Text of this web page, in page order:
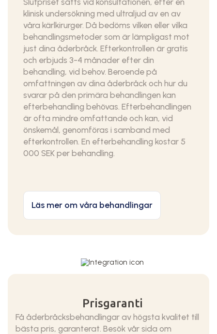
klinisk undersökning med ultraljud av en av
våra kärlkirurger. Då bedöms vilken eller vilka
behandlingsmetoder som är lämpligast mot
just dina åderbråck. Efterkontrollen är gratis
och erbjuds 3-4 månader efter din
behandling, vid behov. Beroende på
omfattningen av dina åderbråck och hur du
svarar på den primära behandlingen kan
efterbehandling behövas. Efterbehandlingen
är ofta mindre omfattande och kan, vid
önskemål, genomföras i samband med
efterkontrollen. En efterbehandling kostar 5
000 SEK per behandling.
Läs mer om våra behandlingar
Prisgaranti
Få åderbråcksbehandlingar av högsta kvalitet till
bästa pris, garanterat. Besök vår sida om